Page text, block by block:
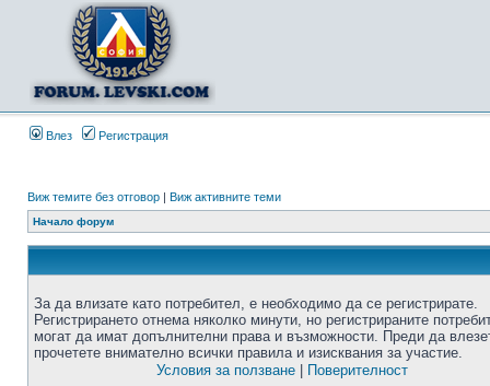
Влез Регистрация
Виж темите без отговор | Виж активните теми
Начало форум
За да влизате като потребител, е необходимо да се регистрирате.
Регистрирането отнема няколко минути, но регистрираните
могат да имат допълнителни права и възможности. Преди да
прочетете внимателно всички правила и изисквания за участие.
Условия за ползване| Поверителност